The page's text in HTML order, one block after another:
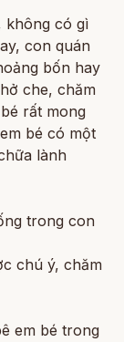
không có gì
con quán
bốn hay
che, chăm
rất mong
bé có một
lành
trong con
chú ý, chăm
em bé trong